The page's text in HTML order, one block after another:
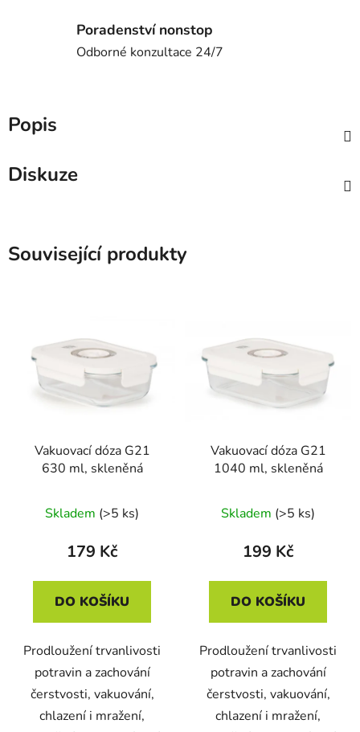
Poradenství nonstop
Odborné konzultace 24/7
Popis
Diskuze
Související produkty
Vakuovací dóza G21
630 ml, skleněná
Skladem (>5 ks)
179 Kč
DO KOŠÍKU
Prodloužení trvanlivosti
potravin a zachování
čerstvosti, vakuování,
chlazení i mražení,
Vakuovací dóza G21
1040 ml, skleněná
Skladem (>5 ks)
199 Kč
DO KOŠÍKU
Prodloužení trvanlivosti
potravin a zachování
čerstvosti, vakuování,
chlazení i mražení,